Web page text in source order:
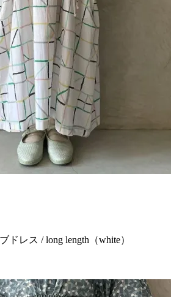
ドレス / long length（white）